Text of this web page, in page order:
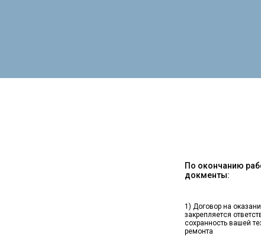
По окончанию
докменты:
1) Договор на
закрепляется
сохранность вашей
ремонта